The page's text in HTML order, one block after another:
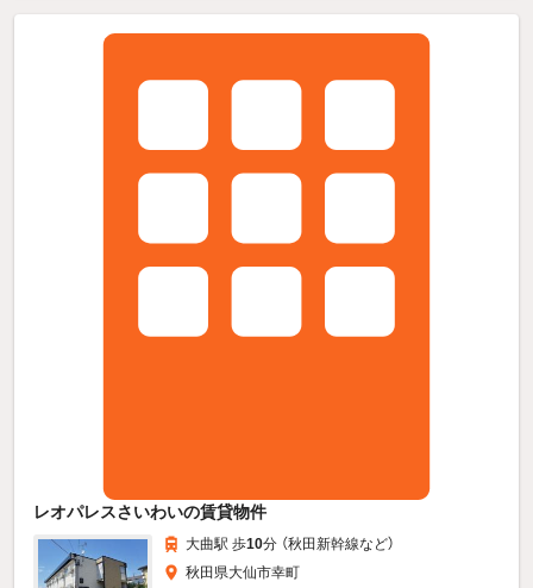
レオパレスさいわいの賃貸物件
大曲駅 歩10分 （秋田新幹線など）
秋田県大仙市幸町